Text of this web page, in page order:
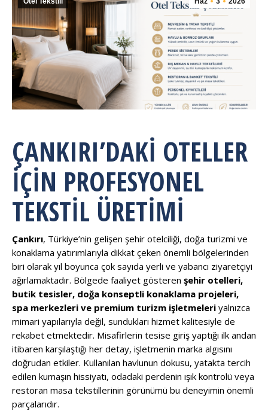
ÇANKIRI’DAKI OTELLER
İÇIN PROFESYONEL
TEKSTIL ÜRETIMI
Çankırı, Türkiye’nin gelişen şehir otelciliği, doğa turizmi ve
konaklama yatırımlarıyla dikkat çeken önemli bölgelerinden
biri olarak yıl boyunca çok sayıda yerli ve yabancı ziyaretçiyi
ağırlamaktadır. Bölgede faaliyet gösteren şehir otelleri,
butik tesisler, doğa konseptli konaklama projeleri,
spa merkezleri ve premium turizm işletmeleri yalnızca
mimari yapılarıyla değil, sundukları hizmet kalitesiyle de
rekabet etmektedir. Misafirlerin tesise giriş yaptığı ilk andan
itibaren karşılaştığı her detay, işletmenin marka algısını
doğrudan etkiler. Kullanılan havlunun dokusu, yatakta tercih
edilen kumaşın hissiyatı, odadaki perdenin ışık kontrolü veya
restoran masa tekstillerinin görünümü bu deneyimin önemli
parçalarıdır.